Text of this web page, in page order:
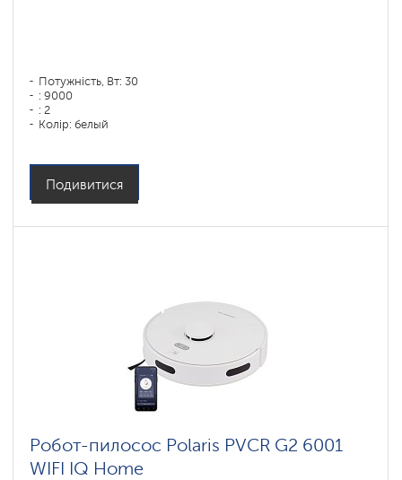
Потужність, Вт: 30
: 9000
: 2
Колір: белый
Подивитися
Робот-пилосос Polaris PVCR G2 6001
WIFI IQ Home